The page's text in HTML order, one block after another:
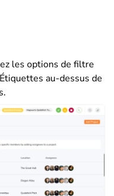
les options de filtre
au-dessus de